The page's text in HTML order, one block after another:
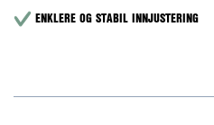
ENKLERE OG STABIL INNJUSTERING